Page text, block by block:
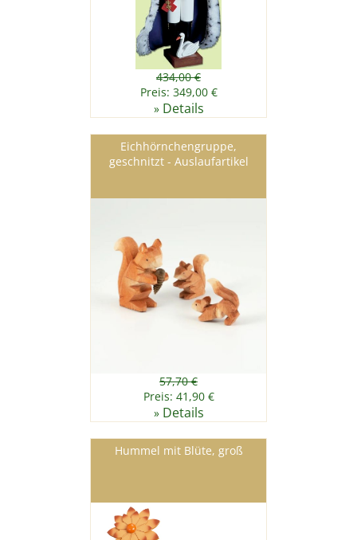
434,00 €
Preis: 349,00 €
» Details
Eichhörnchengruppe,
geschnitzt - Auslaufartikel
57,70 €
Preis: 41,90 €
» Details
Hummel mit Blüte, groß